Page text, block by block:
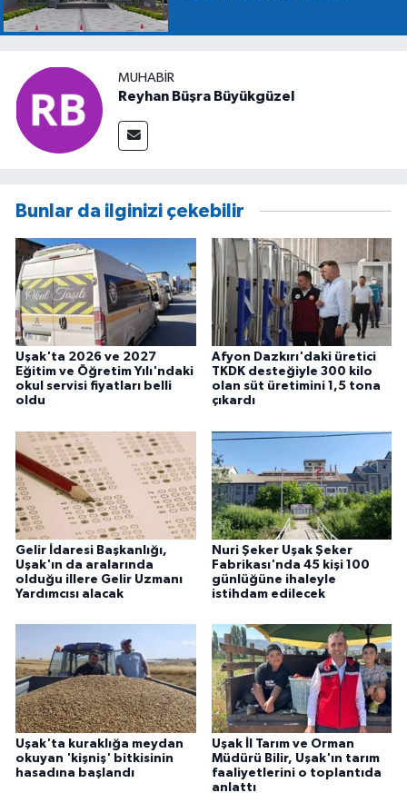
MUHABIR
Reyhan Büşra Büyükgüzel
Bunlar da ilginizi çekebilir
Uşak'ta 2026 ve 2027
Eğitim ve Öğretim Yılı'ndaki
okul servisi fiyatları belli
oldu
Afyon Dazkırı'daki üretici
TKDK desteğiyle 300 kilo
olan süt üretimini 1,5 tona
çıkardı
Gelir İdaresi Başkanlığı,
Uşak'ın da aralarında
olduğu illere Gelir Uzmanı
Yardımcısı alacak
Nuri Şeker Uşak Şeker
Fabrikası'nda 45 kişi 100
günlüğüne ihaleyle
istihdam edilecek
Uşak'ta kuraklığa meydan
okuyan 'kişniş' bitkisinin
hasadına başlandı
Uşak İl Tarım ve Orman
Müdürü Bilir, Uşak'ın tarım
faaliyetlerini o toplantıda
anlattı